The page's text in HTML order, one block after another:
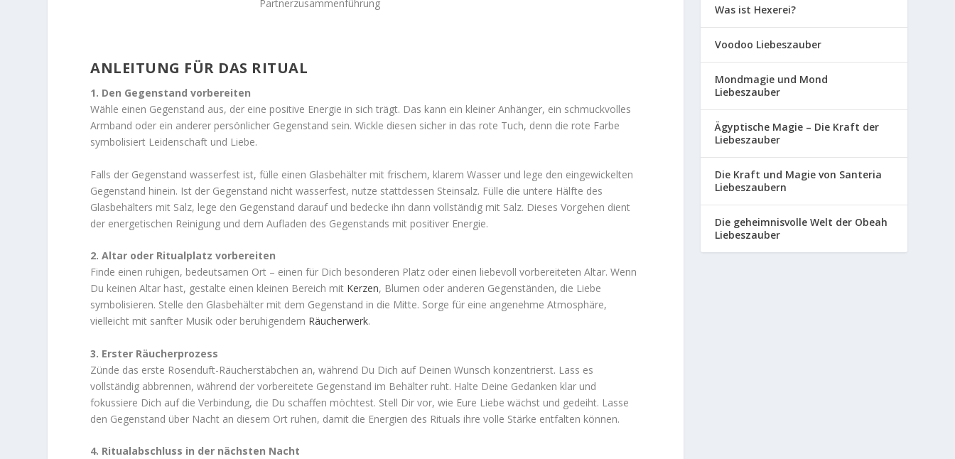
ANLEITUNG FÜR DAS RITUAL
1. Den Gegenstand vorbereiten
Wähle einen Gegenstand aus, der eine positive Energie in sich trägt. Das kann ein kleiner Anhänger, ein schmuckvolles
Armband oder ein anderer persönlicher Gegenstand sein. Wickle diesen sicher in das rote Tuch, denn die rote Farbe
symbolisiert Leidenschaft und Liebe.
Falls der Gegenstand wasserfest ist, fülle einen Glasbehälter mit frischem, klarem Wasser und lege den eingewickelten
Gegenstand hinein. Ist der Gegenstand nicht wasserfest, nutze stattdessen Steinsalz. Fülle die untere Hälfte des
Glasbehälters mit Salz, lege den Gegenstand darauf und bedecke ihn dann vollständig mit Salz. Dieses Vorgehen dient
der energetischen Reinigung und dem Aufladen des Gegenstands mit positiver Energie.
2. Altar oder Ritualplatz vorbereiten
Finde einen ruhigen, bedeutsamen Ort – einen für Dich besonderen Platz oder einen liebevoll vorbereiteten Altar. Wenn
Du keinen Altar hast, gestalte einen kleinen Bereich mit Kerzen, Blumen oder anderen Gegenständen, die Liebe
symbolisieren. Stelle den Glasbehälter mit dem Gegenstand in die Mitte. Sorge für eine angenehme Atmosphäre,
vielleicht mit sanfter Musik oder beruhigendem Räucherwerk.
3. Erster Räucherprozess
Zünde das erste Rosenduft-Räucherstäbchen an, während Du Dich auf Deinen Wunsch konzentrierst. Lass es
vollständig abbrennen, während der vorbereitete Gegenstand im Behälter ruht. Halte Deine Gedanken klar und
fokussiere Dich auf die Verbindung, die Du schaffen möchtest. Stell Dir vor, wie Eure Liebe wächst und gedeiht. Lasse
den Gegenstand über Nacht an diesem Ort ruhen, damit die Energien des Rituals ihre volle Stärke entfalten können.
4. Ritualabschluss in der nächsten Nacht
Was ist Hexerei?
Voodoo Liebeszauber
Mondmagie und Mond
Liebeszauber
Ägyptische Magie – Die Kraft der
Liebeszauber
Die Kraft und Magie von Santeria
Liebeszaubern
Die geheimnisvolle Welt der Obeah
Liebeszauber